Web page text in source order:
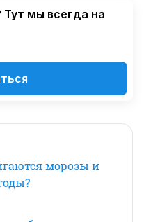
мы всегда на
морозы и